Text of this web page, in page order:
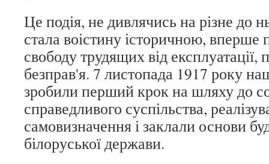
Це подія, не дивлячись на різне до
стала воістину історичною,
свободу трудящих від експлуатації,
безправ'я. 7 листопада 1917 року
зробили перший крок на шляху до
справедливого суспільства,
самовизначення і заклали основи
білоруської держави.